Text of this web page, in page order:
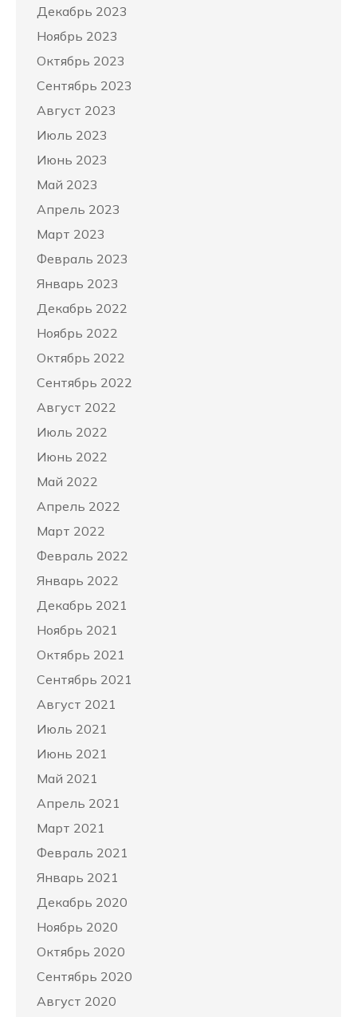
Декабрь 2023
Ноябрь 2023
Октябрь 2023
Сентябрь 2023
Август 2023
Июль 2023
Июнь 2023
Май 2023
Апрель 2023
Март 2023
Февраль 2023
Январь 2023
Декабрь 2022
Ноябрь 2022
Октябрь 2022
Сентябрь 2022
Август 2022
Июль 2022
Июнь 2022
Май 2022
Апрель 2022
Март 2022
Февраль 2022
Январь 2022
Декабрь 2021
Ноябрь 2021
Октябрь 2021
Сентябрь 2021
Август 2021
Июль 2021
Июнь 2021
Май 2021
Апрель 2021
Март 2021
Февраль 2021
Январь 2021
Декабрь 2020
Ноябрь 2020
Октябрь 2020
Сентябрь 2020
Август 2020